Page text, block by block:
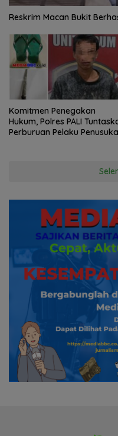
Reskrim Macan Bukit
Komitmen Penegakan
Hukum, Polres PALI
Perburuan Pelaku